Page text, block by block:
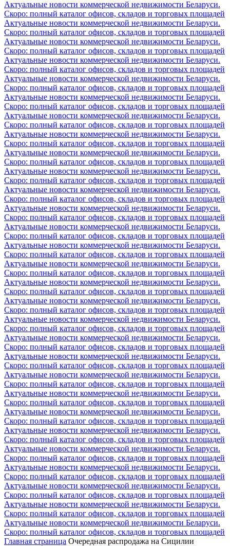
Актуальные новости коммерческой недвижимости Беларуси.
Скоро: полный каталог офисов, складов и торговых площадей
Актуальные новости коммерческой недвижимости Беларуси.
Скоро: полный каталог офисов, складов и торговых площадей
Актуальные новости коммерческой недвижимости Беларуси.
Скоро: полный каталог офисов, складов и торговых площадей
Актуальные новости коммерческой недвижимости Беларуси.
Скоро: полный каталог офисов, складов и торговых площадей
Актуальные новости коммерческой недвижимости Беларуси.
Скоро: полный каталог офисов, складов и торговых площадей
Актуальные новости коммерческой недвижимости Беларуси.
Скоро: полный каталог офисов, складов и торговых площадей
Актуальные новости коммерческой недвижимости Беларуси.
Скоро: полный каталог офисов, складов и торговых площадей
Актуальные новости коммерческой недвижимости Беларуси.
Скоро: полный каталог офисов, складов и торговых площадей
Актуальные новости коммерческой недвижимости Беларуси.
Скоро: полный каталог офисов, складов и торговых площадей
Актуальные новости коммерческой недвижимости Беларуси.
Скоро: полный каталог офисов, складов и торговых площадей
Актуальные новости коммерческой недвижимости Беларуси.
Скоро: полный каталог офисов, складов и торговых площадей
Актуальные новости коммерческой недвижимости Беларуси.
Скоро: полный каталог офисов, складов и торговых площадей
Актуальные новости коммерческой недвижимости Беларуси.
Скоро: полный каталог офисов, складов и торговых площадей
Актуальные новости коммерческой недвижимости Беларуси.
Скоро: полный каталог офисов, складов и торговых площадей
Актуальные новости коммерческой недвижимости Беларуси.
Скоро: полный каталог офисов, складов и торговых площадей
Актуальные новости коммерческой недвижимости Беларуси.
Скоро: полный каталог офисов, складов и торговых площадей
Актуальные новости коммерческой недвижимости Беларуси.
Скоро: полный каталог офисов, складов и торговых площадей
Актуальные новости коммерческой недвижимости Беларуси.
Скоро: полный каталог офисов, складов и торговых площадей
Актуальные новости коммерческой недвижимости Беларуси.
Скоро: полный каталог офисов, складов и торговых площадей
Актуальные новости коммерческой недвижимости Беларуси.
Скоро: полный каталог офисов, складов и торговых площадей
Актуальные новости коммерческой недвижимости Беларуси.
Скоро: полный каталог офисов, складов и торговых площадей
Актуальные новости коммерческой недвижимости Беларуси.
Скоро: полный каталог офисов, складов и торговых площадей
Актуальные новости коммерческой недвижимости Беларуси.
Скоро: полный каталог офисов, складов и торговых площадей
Актуальные новости коммерческой недвижимости Беларуси.
Скоро: полный каталог офисов, складов и торговых площадей
Актуальные новости коммерческой недвижимости Беларуси.
Скоро: полный каталог офисов, складов и торговых площадей
Актуальные новости коммерческой недвижимости Беларуси.
Скоро: полный каталог офисов, складов и торговых площадей
Актуальные новости коммерческой недвижимости Беларуси.
Скоро: полный каталог офисов, складов и торговых площадей
Актуальные новости коммерческой недвижимости Беларуси.
Скоро: полный каталог офисов, складов и торговых площадей
Актуальные новости коммерческой недвижимости Беларуси.
Скоро: полный каталог офисов, складов и торговых площадей
Главная страница Очередная распродажа на Сицилии